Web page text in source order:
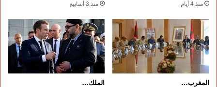
منذ 4 أيام منذ 3 أسابيع
المغرب… الملك…